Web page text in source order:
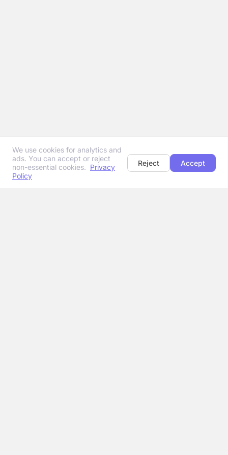
We use cookies for analytics and
ads. You can accept or reject
non-essential cookies. Privacy
Policy
Reject Accept